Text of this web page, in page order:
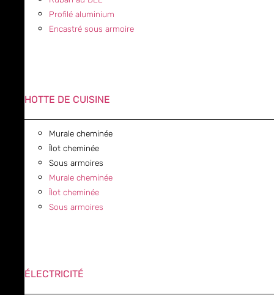
Profilé aluminium
Encastré sous armoire
HOTTE DE CUISINE
Murale cheminée
Îlot cheminée
Sous armoires
Murale cheminée
Îlot cheminée
Sous armoires
ÉLECTRICITÉ